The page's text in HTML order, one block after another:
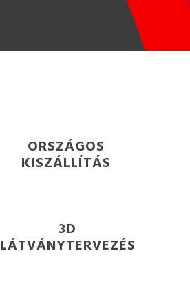
ORSZÁGOS
KISZÁLLÍTÁS
3D
LÁTVÁNYTERVEZÉS